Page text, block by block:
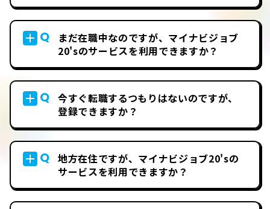
Q
まだ在職中なのですが、マイナビジョブ
20'sのサービスを利用できますか？
Q 今すぐ転職するつもりはないのですが、
登録できますか？
Q 地方在住ですが、マイナビジョブ20'sの
サービスを利用できますか？